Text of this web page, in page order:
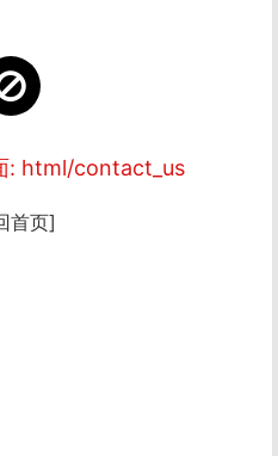
: html/contact_us
首页]